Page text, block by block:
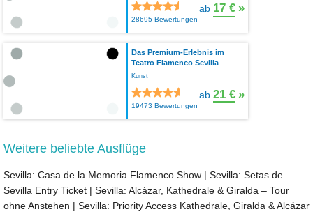
28695 Bewertungen
ab 17 € »
Das Premium-Erlebnis im
Teatro Flamenco Sevilla
Kunst
19473 Bewertungen
ab 21 € »
Weitere beliebte Ausflüge
Sevilla: Casa de la Memoria Flamenco Show | Sevilla: Setas de
Sevilla Entry Ticket | Sevilla: Alcázar, Kathedrale & Giralda – Tour
ohne Anstehen | Sevilla: Priority Access Kathedrale, Giralda & Alcázar